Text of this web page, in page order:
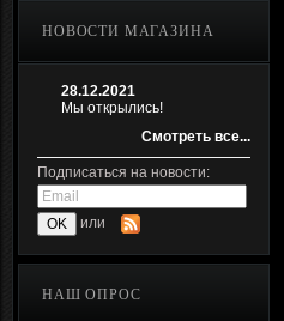
НОВОСТИ МАГАЗИНА
28.12.2021
Мы открылись!
Смотреть все...
Подписаться на новости:
или
НАШ ОПРОС